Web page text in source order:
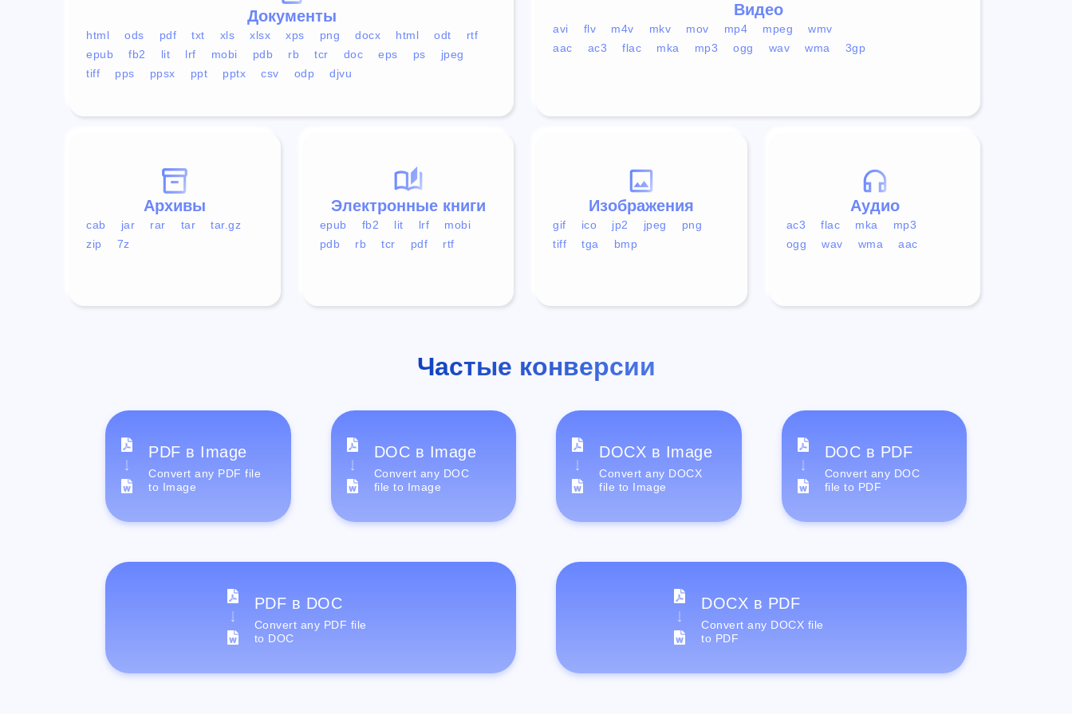
Документы
html ods pdf txt xls xlsx xps png docx html odt
rtf
epub
fb2 lit lrf mobi pdb rb tcr doc eps ps
jpeg
tiff
pps ppsx ppt pptx csv odp djvu
Видео
avi flv m4v mkv mov mp4 mpeg
wmv
aac
ac3 flac mka mp3 ogg wav wma 3gp
Аудио
ac3 flac mka
mp3
ogg
wav wma aac
Изображения
gif ico jp2 jpeg
png
tiff
tga bmp
Электронные книги
epub fb2 lit lrf
mobi
pdb
rb tcr pdf rtf
Архивы
cab jar rar tar
tar.gz
zip
7z
Частые конверсии
PDF в Image
Convert any PDF file
to Image
DOC в Image
Convert any DOC
file to Image
DOCX в Image
Convert any DOCX
file to Image
DOC в PDF
Convert any DOC
file to PDF
PDF в DOC
Convert any PDF file
to DOC
DOCX в PDF
Convert any DOCX file
to PDF